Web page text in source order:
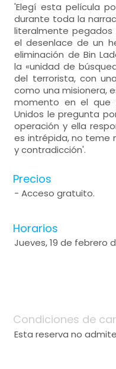
'Elegí esta película
durante toda la
literalmente
el desenlace de un
eliminación de Bin
la «unidad de
del terrorista, con
como una misionera,
momento en el que
Unidos le pregunta
operación y ella
es intrépida, no teme
y contradicción'.
Precios
- Acceso gratuito.
Horarios
Jueves, 19 de febrero
Condiciones de
Esta reserva no